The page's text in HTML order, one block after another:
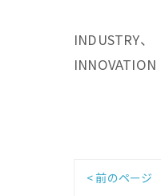
INDUSTRY、
< 前のページ